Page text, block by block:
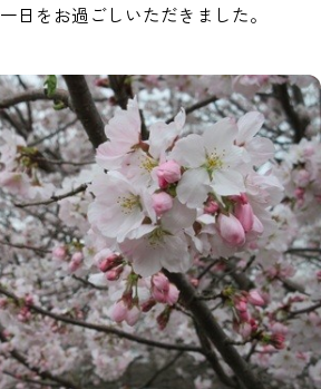
日をお過ごしいただきました。